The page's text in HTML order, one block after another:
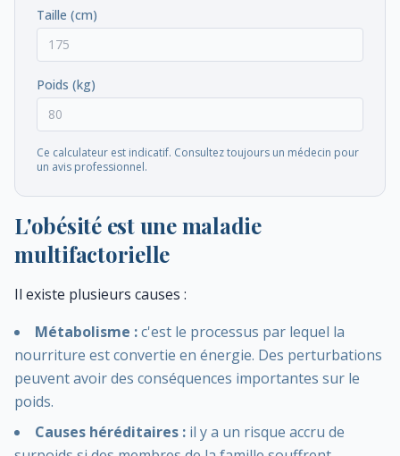
Taille (cm)
Poids (kg)
Ce calculateur est indicatif. Consultez toujours un médecin pour
un avis professionnel.
L'obésité est une maladie
multifactorielle
Il existe plusieurs causes :
Métabolisme :c'est le processus par lequel la
nourriture est convertie en énergie. Des perturbations
peuvent avoir des conséquences importantes sur le
poids.
Causes héréditaires : il y a un risque accru de